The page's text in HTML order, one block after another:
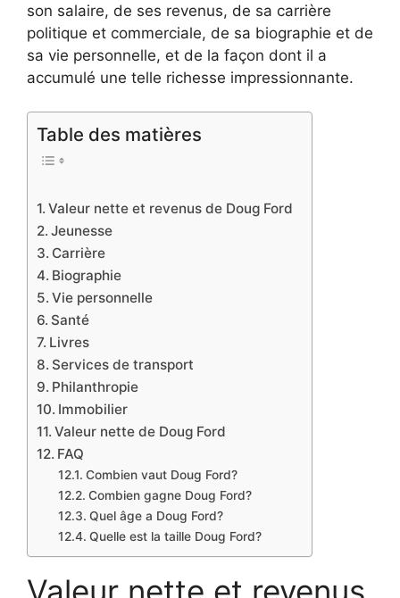
son salaire, de ses revenus, de sa carrière
politique et commerciale, de sa biographie et de
sa vie personnelle, et de la façon dont il a
accumulé une telle richesse impressionnante.
Table des matières
Valeur nette et revenus de Doug Ford
Jeunesse
Carrière
Biographie
Vie personnelle
Santé
Livres
Services de transport
Philanthropie
Immobilier
Valeur nette de Doug Ford
FAQ
Combien vaut Doug Ford?
Combien gagne Doug Ford?
Quel âge a Doug Ford?
Quelle est la taille Doug Ford?